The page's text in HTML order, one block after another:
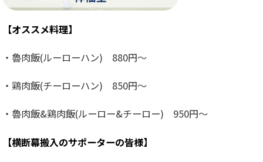
【オススメ料理】
・魯肉飯(ルーローハン) 880円～
・鶏肉飯(チーローハン) 850円～
・魯肉飯&鶏肉飯(ルーロー&チーロー) 950円～
【横断幕搬入のサポーターの皆様】